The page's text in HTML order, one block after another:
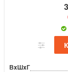
ВxШxГ